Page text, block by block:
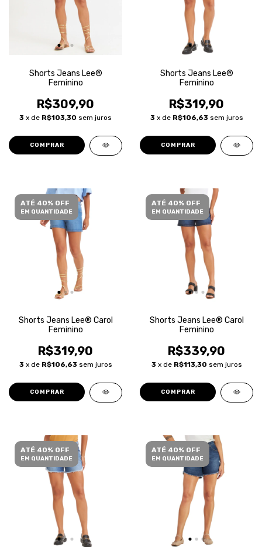
Shorts Jeans Lee®
Feminino
R$309,90
3 x de R$103,30 sem juros
COMPRAR
Shorts Jeans Lee®
Feminino
R$319,90
3 x de R$106,63 sem juros
COMPRAR
ATÉ 40% OFF
EM QUANTIDADE
Shorts Jeans Lee® Carol
Feminino
R$319,90
3 x de R$106,63 sem juros
COMPRAR
ATÉ 40% OFF
EM QUANTIDADE
Shorts Jeans Lee® Carol
Feminino
R$339,90
3 x de R$113,30 sem juros
COMPRAR
ATÉ 40% OFF
EM QUANTIDADE
ATÉ 40% OFF
EM QUANTIDADE